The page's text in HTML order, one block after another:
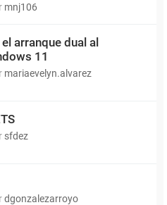
mnj106
arranque dual al
11
mariaevelyn.alvarez
sfdez
dgonzalezarroyo